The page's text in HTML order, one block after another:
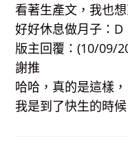
看著生產文，我也
好好休息做月子：D
版主回覆：(10/09/
謝推
哈哈，真的是這樣，
我是到了快生的時